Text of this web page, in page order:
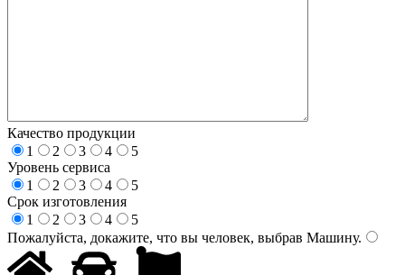
Качество продукции
1
2 3 4
5
Уровень сервиса
1
2 3 4
5
Срок изготовления
1
2 3 4
5
Пожалуйста, докажите, что вы человек, выбрав Машину.